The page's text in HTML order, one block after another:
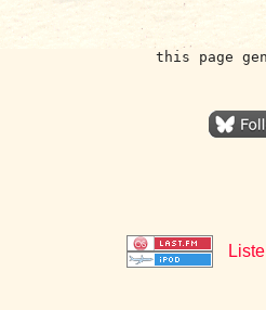
this page